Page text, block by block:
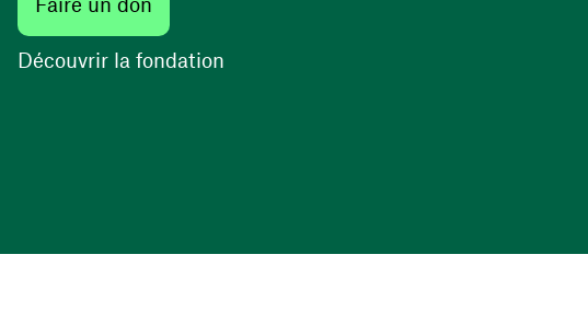
Découvrir la fondation(ouvre une nouvelle fenêtre)